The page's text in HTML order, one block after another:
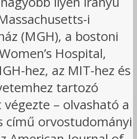
i
(MGH), a bostoni
Hospital,
hez, az MIT-hez és
tartozó
végezte – olvasható a
című orvostudományi